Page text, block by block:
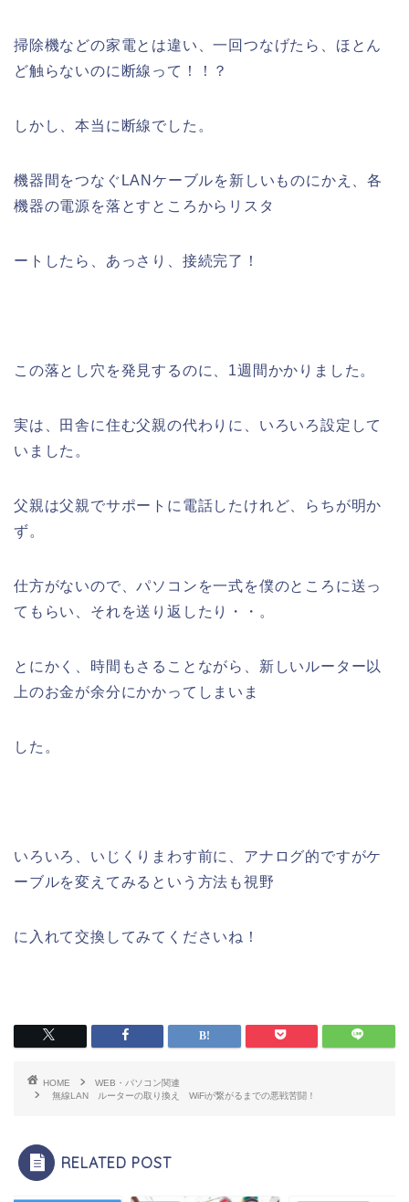
掃除機などの家電とは違い、一回つなげたら、ほとん
ど触らないのに断線って！！？
しかし、本当に断線でした。
機器間をつなぐLANケーブルを新しいものにかえ、各
機器の電源を落とすところからリスタ
ートしたら、あっさり、接続完了！
この落とし穴を発見するのに、1週間かかりました。
実は、田舎に住む父親の代わりに、いろいろ設定して
いました。
父親は父親でサポートに電話したけれど、らちが明か
ず。
仕方がないので、パソコンを一式を僕のところに送っ
てもらい、それを送り返したり・・。
とにかく、時間もさることながら、新しいルーター以
上のお金が余分にかかってしまいま
した。
いろいろ、いじくりまわす前に、アナログ的ですがケ
ーブルを変えてみるという方法も視野
に入れて交換してみてくださいね！
HOME
WEB・パソコン関連
無線LAN ルーターの取り換え WiFiが繋がるまでの悪戦苦闘！
RELATED POST